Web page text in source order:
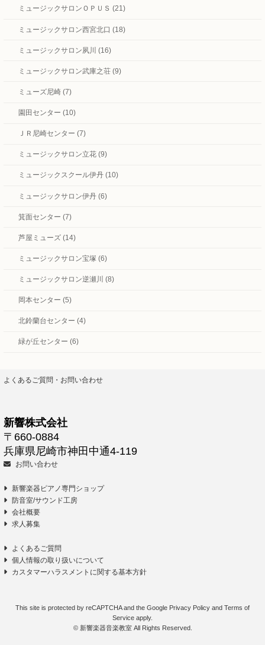
ミュージックサロンＯＰＵＳ (21)
ミュージックサロン西宮北口 (18)
ミュージックサロン夙川 (16)
ミュージックサロン武庫之荘 (9)
ミューズ尼崎 (7)
園田センター (10)
ＪＲ尼崎センター (7)
ミュージックサロン立花 (9)
ミュージックスクール伊丹 (10)
ミュージックサロン伊丹 (6)
箕面センター (7)
芦屋ミューズ (14)
ミュージックサロン宝塚 (6)
ミュージックサロン逆瀬川 (8)
岡本センター (5)
北鈴蘭台センター (4)
緑が丘センター (6)
よくあるご質問・お問い合わせ
新響株式会社
〒660-0884
兵庫県尼崎市神田中通4-119
お問い合わせ
新響楽器ピアノ専門ショップ
防音室/サウンド工房
会社概要
求人募集
よくあるご質問
個人情報の取り扱いについて
カスタマーハラスメントに関する基本方針
This site is protected by reCAPTCHA and the Google Privacy Policy and Terms of
Service apply.
© 新響楽器音楽教室 All Rights Reserved.